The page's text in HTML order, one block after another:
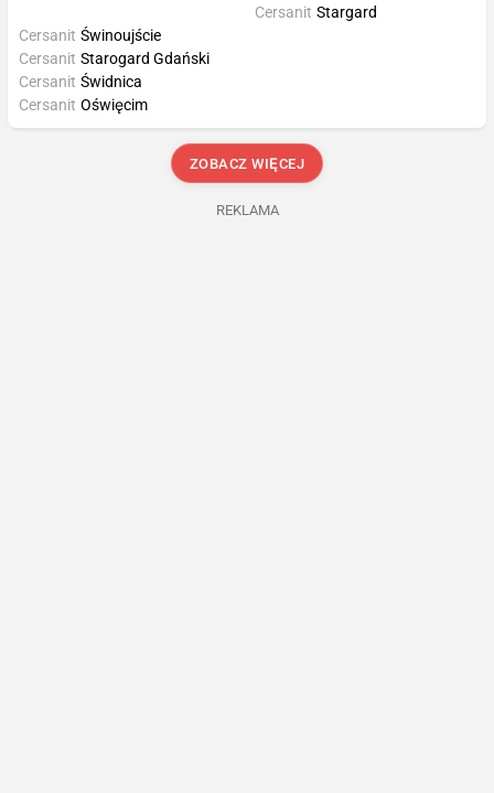
Cersanit Stargard
Cersanit Świnoujście
Cersanit Starogard Gdański
Cersanit Świdnica
Cersanit Oświęcim
ZOBACZ WIĘCEJ
REKLAMA